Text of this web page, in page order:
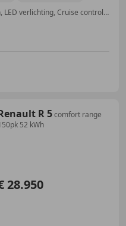
Garantie, Nieuwe APK, Getinte ramen, LED verlichting, Cruise control, Parkeerhulp voor, Alarm, Lederen stuurwiel
R 5comfort range
52 kWh
28.950